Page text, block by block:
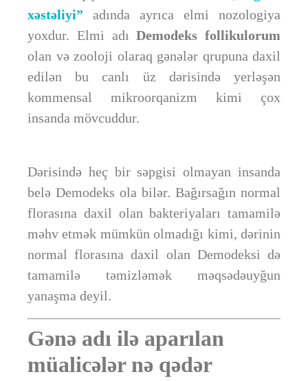
xəstəliyi” adında ayrıca elmi nozologiya
yoxdur. Elmi adıDemodeks follikulorum
olan və zooloji olaraq gənələr qrupuna daxil
edilən bu canlı üz dərisində yerləşən
kommensal mikroorqanizm kimi çox
insanda mövcuddur.
Dərisində heç bir səpgisi olmayan insanda
belə Demodeks ola bilər. Bağırsağın normal
florasına daxil olan bakteriyaları tamamilə
məhv etmək mümkün olmadığı kimi, dərinin
normal florasına daxil olan Demodeksi də
tamamilə təmizləmək məqsədəuyğun
yanaşma deyil.
Gənə adı ilə aparılan
müalicələr nə qədər